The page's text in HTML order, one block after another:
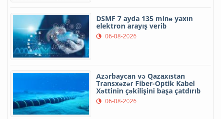
DSMF 7 ayda 135 minə yaxın
elektron arayış verib
06-08-2026
Azərbaycan və Qazaxıstan
Transxəzər Fiber-Optik Kabel
Xəttinin çəkilişini başa çatdırıb
06-08-2026